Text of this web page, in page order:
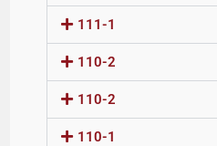
111-1
110-2
110-2
110-1